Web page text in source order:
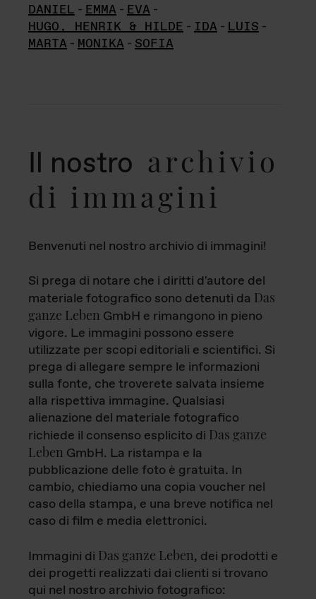
DANIEL - EMMA - EVA -
HUGO, HENRIK & HILDE - IDA - LUIS -
MARTA - MONIKA - SOFIA
Il nostro archivio
di immagini
Benvenuti nel nostro archivio di immagini!
Si prega di notare che i diritti d'autore del
materiale fotografico sono detenuti da Das
ganze Leben GmbH e rimangono in pieno
vigore. Le immagini possono essere
utilizzate per scopi editoriali e scientifici. Si
prega di allegare sempre le informazioni
sulla fonte, che troverete salvata insieme
alla rispettiva immagine. Qualsiasi
alienazione del materiale fotografico
richiede il consenso esplicito di Das ganze
Leben GmbH. La ristampa e la
pubblicazione delle foto è gratuita. In
cambio, chiediamo una copia voucher nel
caso della stampa, e una breve notifica nel
caso di film e media elettronici.
Immagini di Das ganze Leben, dei prodotti e
dei progetti realizzati dai clienti si trovano
qui nel nostro archivio fotografico: